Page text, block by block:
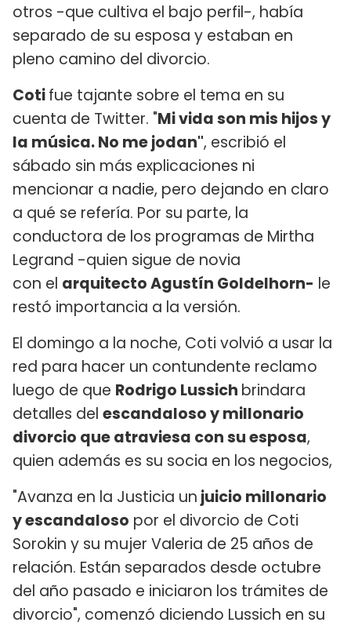
otros -que cultiva el bajo perfil-, había
separado de su esposa y estaban en
pleno camino del divorcio.
Cotifue tajante sobre el tema en su
cuenta de Twitter. "Mi vida son mis hijos y
la música. No me jodan", escribió el
sábado sin más explicaciones ni
mencionar a nadie, pero dejando en claro
a qué se refería. Por su parte, la
conductora de los programas de Mirtha
Legrand -quien sigue de novia
con el arquitecto Agustín Goldelhorn- le
restó importancia a la versión.
El domingo a la noche, Coti volvió a usar la
red para hacer un contundente reclamo
luego de que Rodrigo Lussich brindara
detalles del escandaloso y millonario
divorcio que atraviesa con su esposa,
quien además es su socia en los negocios,
"Avanza en la Justicia un juicio millonario
y escandaloso por el divorcio de Coti
Sorokin y su mujer Valeria de 25 años de
relación. Están separados desde octubre
del año pasado e iniciaron los trámites de
divorcio", comenzó diciendo Lussich en su